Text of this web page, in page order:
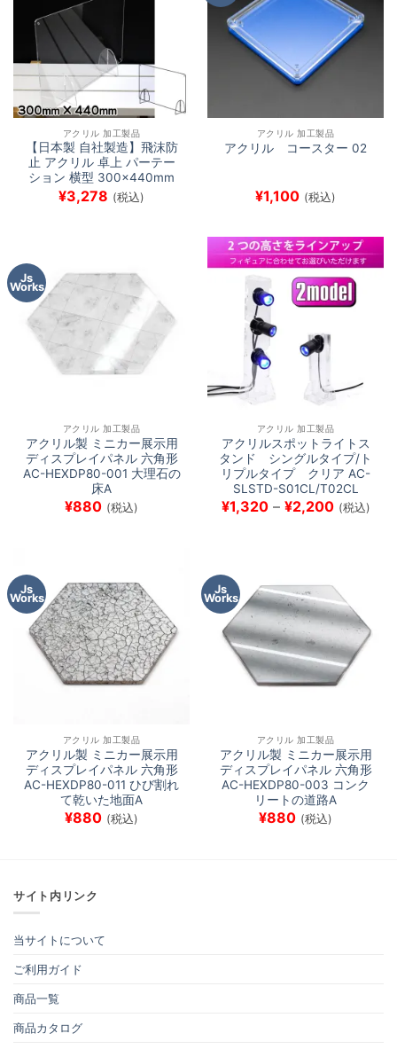
アクリル 加工製品
【日本製 自社製造】飛沫防
止 アクリル 卓上 パーテー
ション 横型 300×440mm
¥3,278 (税込)
アクリル 加工製品
アクリル コースター 02
¥1,100 (税込)
Js
Works
アクリル 加工製品
アクリル製 ミニカー展示用
ディスプレイパネル 六角形
AC-HEXDP80-001 大理石の
床A
¥880 (税込)
アクリル 加工製品
アクリルスポットライトス
タンド シングルタイプ/ト
リプルタイプ クリア AC-
SLSTD-S01CL/T02CL
¥1,320 – ¥2,200価(税込)
Js
Works
アクリル 加工製品
アクリル製 ミニカー展示用
ディスプレイパネル 六角形
AC-HEXDP80-011 ひび割れ
て乾いた地面A
¥880 (税込)
Js
Works
アクリル 加工製品
アクリル製 ミニカー展示用
ディスプレイパネル 六角形
AC-HEXDP80-003 コンク
リートの道路A
¥880 (税込)
サイト内リンク
当サイトについて
ご利用ガイド
商品一覧
商品カタログ